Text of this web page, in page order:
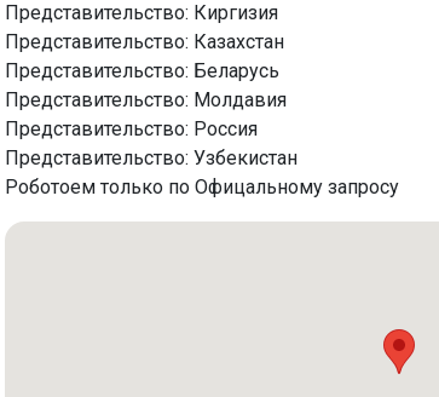
Представительство: Киргизия
Представительство: Казахстан
Представительство: Беларусь
Представительство: Молдавия
Представительство: Россия
Представительство: Узбекистан
Роботоем только по Офицальному запросу